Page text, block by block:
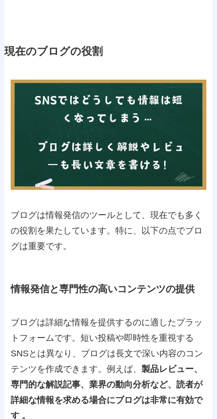
現在のブログの役割
ブログは情報発信のツールとして、現在でも多く
の役割を果たしています。特に、以下の点でブロ
グは重要です。
情報発信と専門性の高いコンテンツの提供
ブログは詳細な情報を提供するのに適したプラッ
トフォームです。短い投稿や即時性を重視する
SNSとは異なり、ブログは長文で深い内容のコン
テンツを作成できます。例えば、製品レビュー、
専門的な解説記事、業界の動向分析など、読者が
詳細な情報を求める場合にブログは非常に有効で
す 。